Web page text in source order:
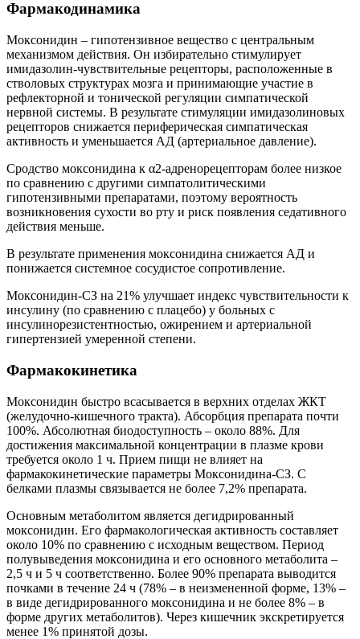
Фармакодинамика
Моксонидин – гипотензивное вещество с центральным
механизмом действия. Он избирательно стимулирует
имидазолин-чувствительные рецепторы, расположенные в
стволовых структурах мозга и принимающие участие в
рефлекторной и тонической регуляции симпатической
нервной системы. В результате стимуляции имидазолиновых
рецепторов снижается периферическая симпатическая
активность и уменьшается АД (артериальное давление).
Сродство моксонидина к α2-адренорецепторам более низкое
по сравнению с другими симпатолитическими
гипотензивными препаратами, поэтому вероятность
возникновения сухости во рту и риск появления седативного
действия меньше.
В результате применения моксонидина снижается АД и
понижается системное сосудистое сопротивление.
Моксонидин-СЗ на 21% улучшает индекс чувствительности к
инсулину (по сравнению с плацебо) у больных с
инсулинорезистентностью, ожирением и артериальной
гипертензией умеренной степени.
Фармакокинетика
Моксонидин быстро всасывается в верхних отделах ЖКТ
(желудочно-кишечного тракта). Абсорбция препарата почти
100%. Абсолютная биодоступность – около 88%. Для
достижения максимальной концентрации в плазме крови
требуется около 1 ч. Прием пищи не влияет на
фармакокинетические параметры Моксонидина-СЗ. С
белками плазмы связывается не более 7,2% препарата.
Основным метаболитом является дегидрированный
моксонидин. Его фармакологическая активность составляет
около 10% по сравнению с исходным веществом. Период
полувыведения моксонидина и его основного метаболита –
2,5 ч и 5 ч соответственно. Более 90% препарата выводится
почками в течение 24 ч (78% – в неизмененной форме, 13% –
в виде дегидрированного моксонидина и не более 8% – в
форме других метаболитов). Через кишечник экскретируется
менее 1% принятой дозы.